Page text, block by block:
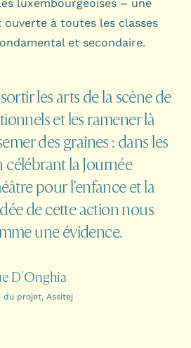
luxembourgeoises – une
à toutes les classes
et secondaire.
sortirlesarts dela scènede
etles ramenerlà
des graines : dans les
célébrantlaJournée
pourl’enfanceetla
decetteactionnous
uneévidence.
D'Onghia
du projet, Assitej